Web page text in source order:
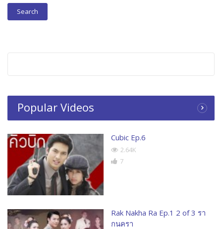
Popular Videos
Cubic Ep.6
2.64K
7
Rak Nakha Ra Ep.1 2 of 3 รา
กนครา